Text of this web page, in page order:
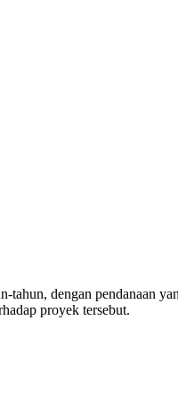
dengan pendanaan
proyek tersebut.